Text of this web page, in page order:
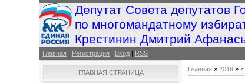
Депутат Совета депутатов
по многомандатному
Крестинин Дмитрий
Главная | Регистрация | Вход | RSS
ГЛАВНАЯ СТРАНИЦА Главная »2019 »